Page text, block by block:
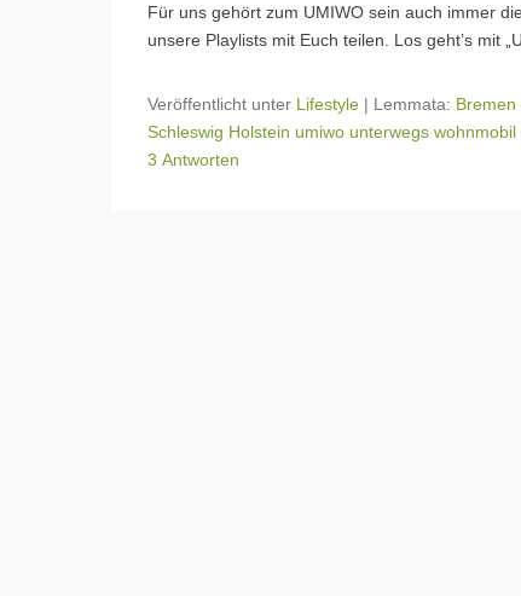
Für uns gehört zum UMIWO sein auch immer
unsere Playlists mit Euch teilen. Los geht’s mit
Veröffentlicht unter Lifestyle | Lemmata: Bremen
Schleswig Holstein umiwo unterwegs wohnmobil
3 Antworten